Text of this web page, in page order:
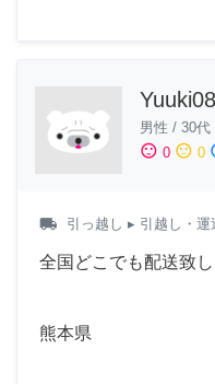
Yuuki08
男性 / 30代
sentiment_satisfied 0 sentiment_neutral 0
local_shipping 引っ越し ▸ 引越し・運
全国どこでも配送致し
熊本県